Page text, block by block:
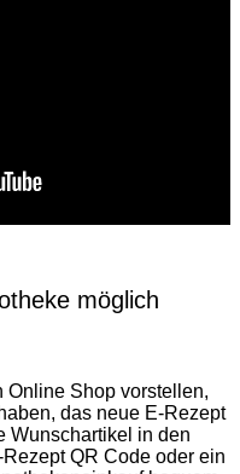
möglich
Online Shop vorstellen,
das neue E-Rezept
Wunschartikel in den
QR Code oder ein